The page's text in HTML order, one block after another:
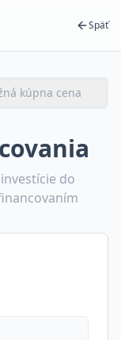
Späť
kúpna cena
do